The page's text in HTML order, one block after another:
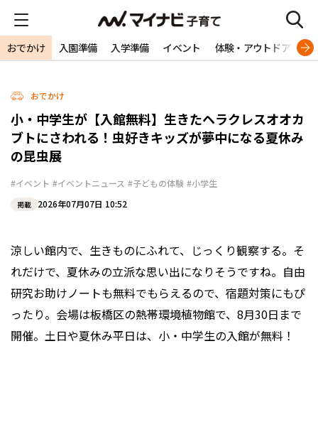
おでかけ 入園準備 入学準備 イベント 体験・アウトドア 旅
おでかけ
小・中学生が【入館無料】生きたヘラクレスオオカ
ブトにさわれる！虫好きキッズが夢中になる夏休み
の昆虫展
#イベント #イベントニュース #子どもの体験 #小学生
掲載 2026年07月07日 10:52
涼しい館内で、生きものにふれて、じっくり観察する。そ
れだけで、夏休みの立派な思い出になりそうですね。自由
研究お助けノートも無料でもらえるので、宿題対策にもぴ
ったり。会場は板橋区の熱帯環境植物館で、8月30日まで
開催。土日や夏休み平日は、小・中学生の入館が無料！